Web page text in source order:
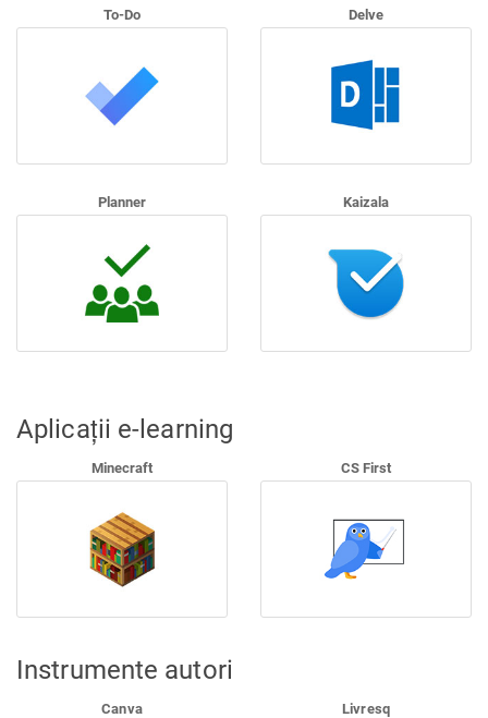
To-Do Delve
Planner Kaizala
Aplicații e-learning
Minecraft CS First
Instrumente autori
Canva Livresq